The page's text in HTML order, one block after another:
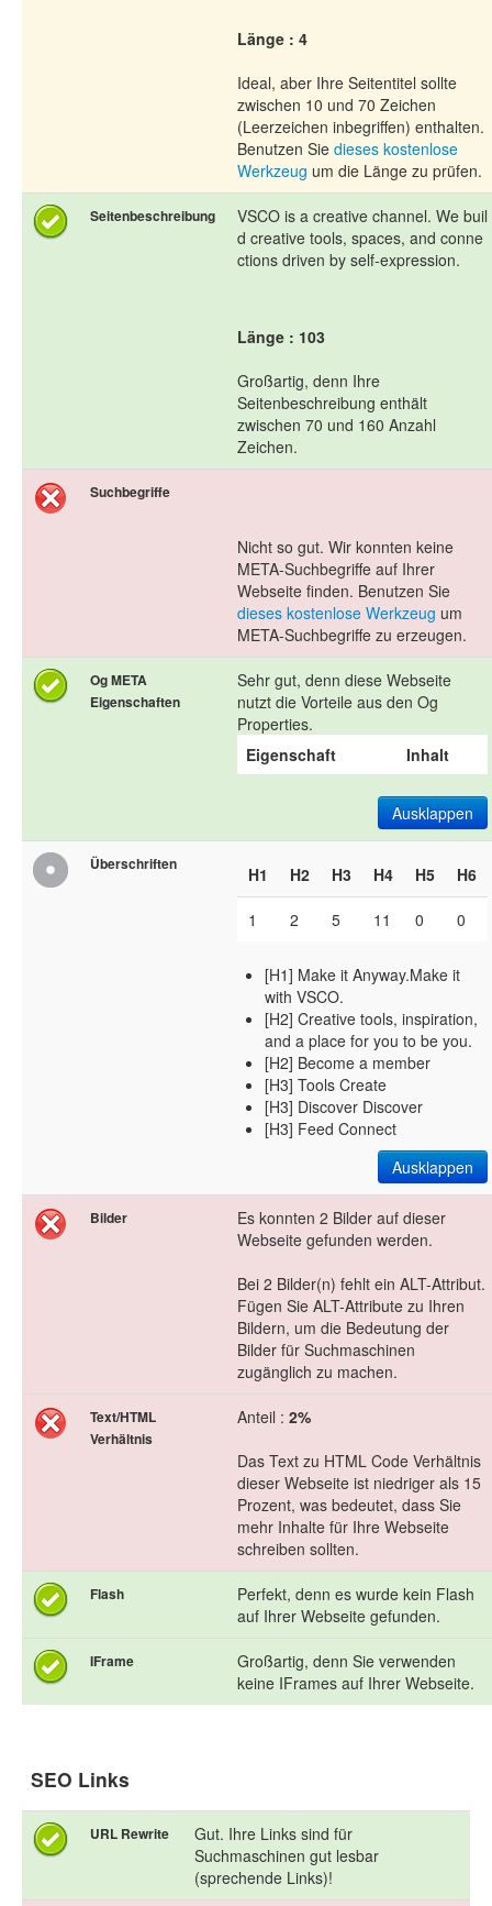
Länge : 4
Ideal, aber Ihre Seitentitel sollte
zwischen 10 und 70 Zeichen
(Leerzeichen inbegriffen) enthalten.
Benutzen Sie dieses kostenlose
Werkzeug um die Länge zu prüfen.
Seitenbeschreibung
VSCO is a creative channel. We buil
d creative tools, spaces, and conne
ctions driven by self-expression.
Länge : 103
Großartig, denn Ihre
Seitenbeschreibung enthält
zwischen 70 und 160 Anzahl
Zeichen.
Suchbegriffe
Nicht so gut. Wir konnten keine
META-Suchbegriffe auf Ihrer
Webseite finden. Benutzen Sie
dieses kostenlose Werkzeug um
META-Suchbegriffe zu erzeugen.
Og META
Eigenschaften
Sehr gut, denn diese Webseite
nutzt die Vorteile aus den Og
Properties.
Eigenschaft
Inhalt
Ausklappen
Überschriften H1 H2 H3 H4 H5 H6
1 2 5 11 0 0
[H1] Make it Anyway.Make it
with VSCO.
[H2] Creative tools, inspiration,
and a place for you to be you.
[H2] Become a member
[H3] Tools Create
[H3] Discover Discover
[H3] Feed Connect
Ausklappen
Bilder
Es konnten 2 Bilder auf dieser
Webseite gefunden werden.
Bei 2 Bilder(n) fehlt ein ALT-Attribut.
Fügen Sie ALT-Attribute zu Ihren
Bildern, um die Bedeutung der
Bilder für Suchmaschinen
zugänglich zu machen.
Text/HTML
Verhältnis
Anteil : 2%
Das Text zu HTML Code Verhältnis
dieser Webseite ist niedriger als 15
Prozent, was bedeutet, dass Sie
mehr Inhalte für Ihre Webseite
schreiben sollten.
Flash
Perfekt, denn es wurde kein Flash
auf Ihrer Webseite gefunden.
IFrame
Großartig, denn Sie verwenden
keine IFrames auf Ihrer Webseite.
SEO Links
URL Rewrite
Gut. Ihre Links sind für
Suchmaschinen gut lesbar
(sprechende Links)!